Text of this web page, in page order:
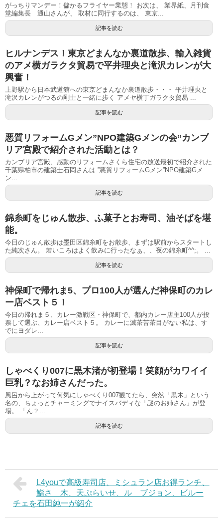
がっちりマンデー！儲かるフライヤー業態！ お次は、 業界紙、月刊食
堂編集長 通山さんが、 取材に同行するのは、 東京...
記事を読む
ヒルナンデス！東京どまんなか裏道散歩、輸入雑貨
のアメ横ガラクタ貿易で平井理央と滝沢カレンが大
興奮！
上野駅から日本武道館への東京どまんなか裏道散歩・・・ 平井理央と
滝沢カレンがつるの剛士と一緒に歩く アメヤ横丁ガラクタ貿易 ...
記事を読む
悪質リフォームGメン”NPO建築Gメンの会”カンブ
リア宮殿で紹介された活動とは？
カンブリア宮殿、感動のリフォームさくら住宅の放送最初で紹介された
千葉県柏市の建築士石岡さんは ”悪質リフォームGメン”NPO建築Gメ
ン...
記事を読む
錦糸町をじゅん散歩、ふ菓子とお寿司、油そばを堪
能。
今日のじゅん散歩は墨田区錦糸町をお散歩、まずは駅前からスタートし
た純次さん。 若いころはよく飲みに行ったなぁ、、夜の錦糸町^^;。 ...
記事を読む
神保町で帰れま5、プロ100人が選んだ神保町のカレ
ー店ベスト５！
今日の帰れま５、カレー激戦区・神保町で、都内カレー店主100人が投
票して選ぶ、カレー店ベスト５。 カレーに滅茶苦茶目がない私は、す
でにヨダレ...
記事を読む
しゃべくり007に黒木渚が初登場！笑顔がカワイイ
巨乳？なお姉さんだった。
風呂から上がって何気にしゃべくり007観てたら、突然「黒木」という
名の、ちょっとチャーミングでナイスバディな「謎のお姉さん」が登
場。 「ん？...
記事を読む
L4youで高級寿司店、ミシュラン店お得ランチ、
鮨さゝ木、天ぷらいせ、ル ブジョン、ビルー
チェを石田純一が紹介